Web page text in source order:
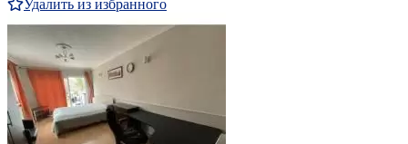
Удалить из избранного